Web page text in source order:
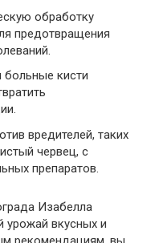
обработку
предотвращения
кисти
вредителей, таких
червец, с
препаратов.
Изабелла
урожай вкусных и